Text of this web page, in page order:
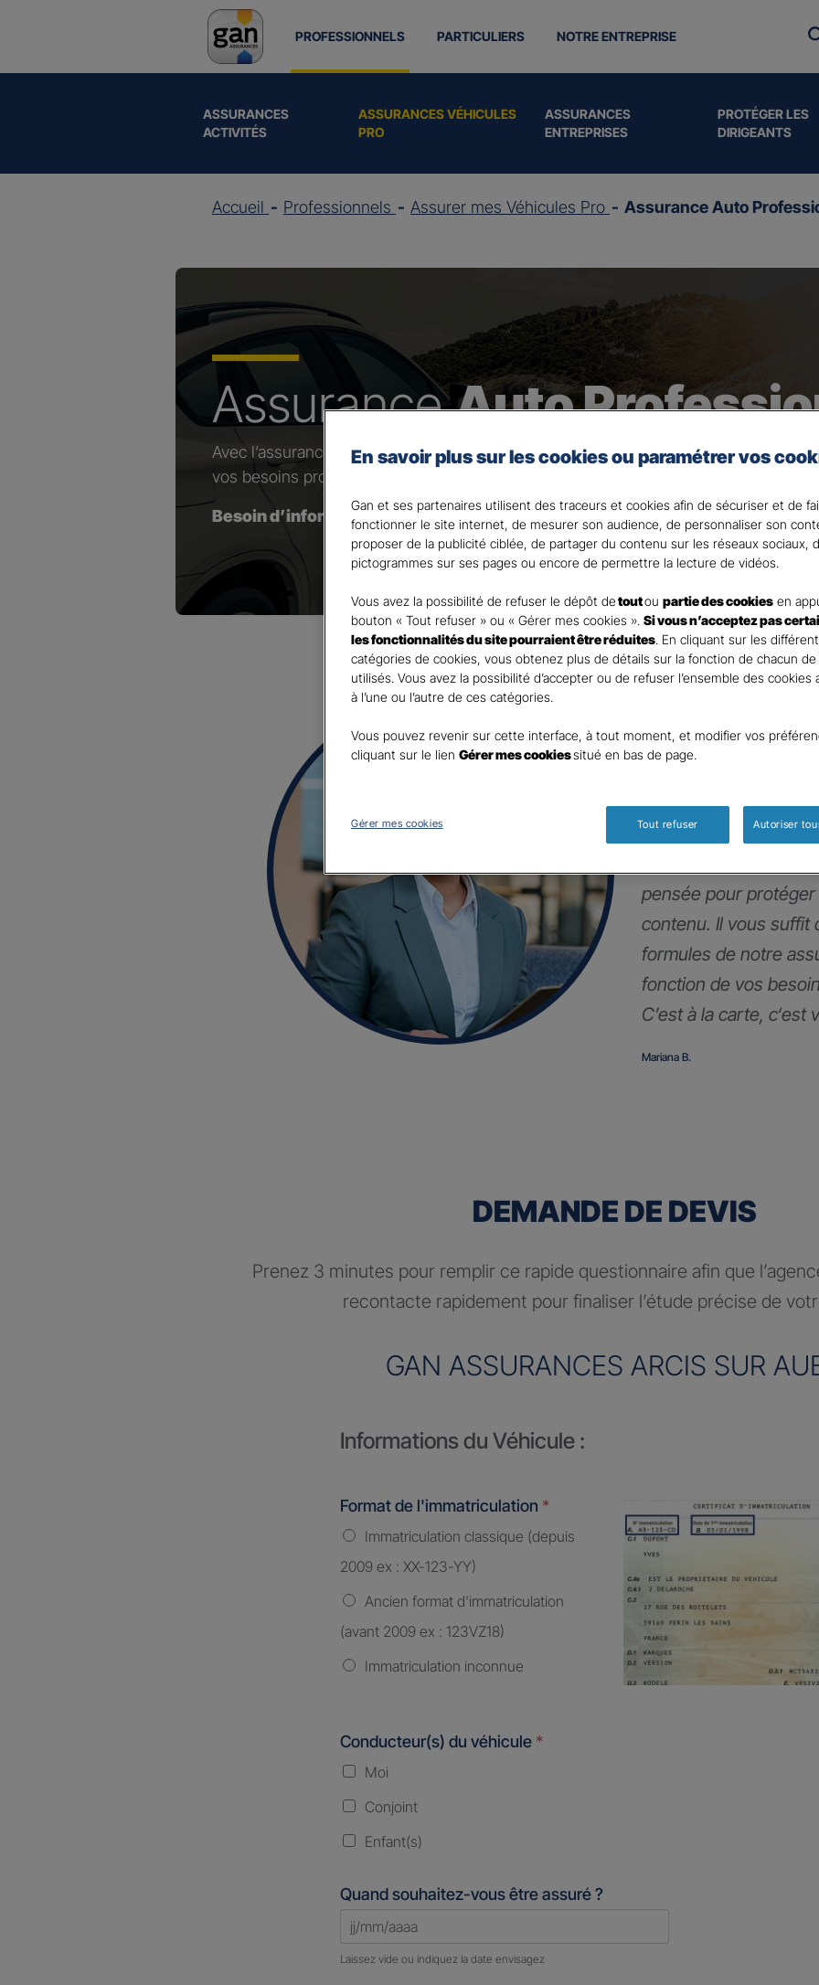
PROFESSIONNELS
ASSURANCES
ACTIVITÉS
ASSURANCES VÉHICULES
PRO
ASSURANCES
ENTREPRISES
PROTÉGER LES
DIRIGEANTS
PARTICULIERS NOTRE ENTREPRISE
Accueil Professionnels Assurer mes Véhicules Pro Assurance Auto
AssuranceAuto
Avec l’assurance dédiée aux véhicules professionnels, vous choisissez une
vos besoins professionnels.
Besoin d’information(s) ? Votre Agent général est là pour vous accompagner.
d’expert
pensée pour
contenu. Il vous suffit
formules de notre
fonction de vos
C’est à la carte, c‘est
Mariana B.
DEMANDE DE DEVIS
Prenez 3 minutes pour remplir ce rapide questionnaire afin que
recontacte rapidement pour finaliser l’étude précise de
GAN ASSURANCES ARCIS SUR
Informations du Véhicule :
Format de l'immatriculation *
Immatriculation classique (depuis
2009 ex : XX-123-YY)
Ancien format d'immatriculation
(avant 2009 ex : 123VZ18)
Immatriculation inconnue
Conducteur(s) du véhicule *
Moi
Conjoint
Enfant(s)
Quand souhaitez-vous être assuré ?
Laissez vide ou indiquez la date envisagez
En savoir plus sur les cookies ou paramétrer vos
Gan et ses partenaires utilisent des traceurs et cookies afin de sécuriser et de
fonctionner le site internet, de mesurer son audience, de personnaliser son
proposer de la publicité ciblée, de partager du contenu sur les réseaux sociaux,
pictogrammes sur ses pages ou encore de permettre la lecture de vidéos.
Vous avez la possibilité de refuser le dépôt detoutou partie des cookies en
bouton « Tout refuser » ou « Gérer mes cookies ». Si vous n’acceptez pas
les fonctionnalités du site pourraient être réduites. En cliquant sur les
catégories de cookies, vous obtenez plus de détails sur la fonction de chacun
utilisés. Vous avez la possibilité d’accepter ou de refuser l’ensemble des cookies
à l’une ou l’autre de ces catégories.
Vous pouvez revenir sur cette interface, à tout moment, et modifier vos
cliquant sur le lien Gérer mes cookiessitué en bas de page.
Gérer mes cookies Tout refuser Autoriser